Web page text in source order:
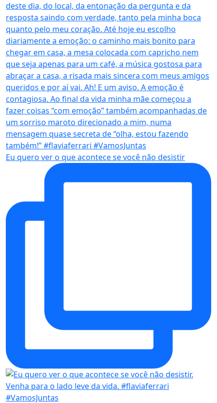
Eu quero ver o que acontece se você não desistir